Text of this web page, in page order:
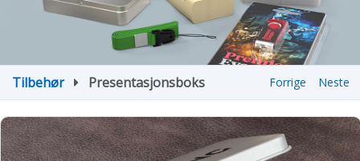
Tilbehør Presentasjonsboks Neste
Forrige